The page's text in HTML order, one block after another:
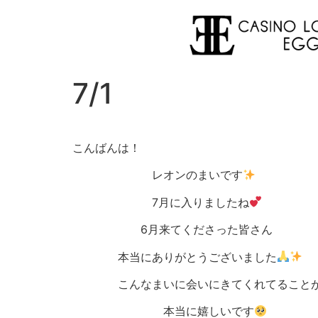
7/1
こんばんは！
レオンのまいです
7月に入りましたね
6月来てくださった皆さん
本当にありがとうございました
こんなまいに会いにきてくれてること
本当に嬉しいです